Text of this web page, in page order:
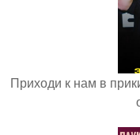
Приходи к нам в